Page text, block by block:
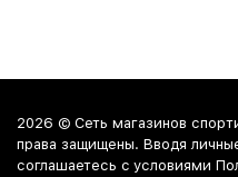
2026 © Сеть магазинов
права защищены. Вводя
соглашаетесь c условиями